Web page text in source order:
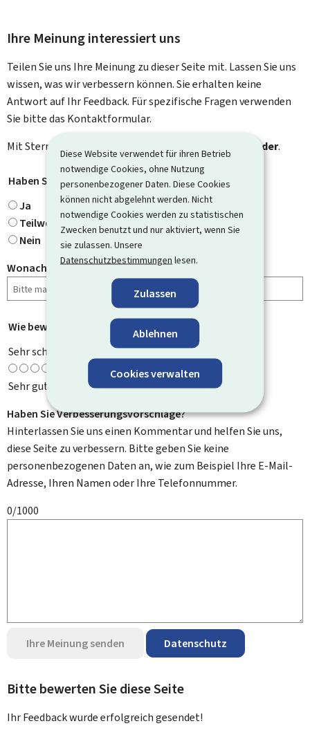
Diese Website verwendet für ihren Betrieb
notwendige Cookies, ohne Nutzung
personenbezogener Daten. Diese Cookies
können nicht abgelehnt werden. Nicht
notwendige Cookies werden zu statistischen
Zwecken benutzt und nur aktiviert, wenn Sie
sie zulassen. Unsere
Datenschutzbestimmungen lesen.
Zulassen
Ablehnen
Cookies verwalten
Ihre Meinung interessiert uns
Teilen Sie uns Ihre Meinung zu dieser Seite mit. Lassen Sie uns
wissen, was wir verbessern können. Sie erhalten keine
Antwort auf Ihr Feedback. Für spezifische Fragen verwenden
Sie bitte das Kontaktformular.
Mit Stern gekennzeichnete Felder (
Pflichtfelder.
Haben Sie gefunden, wonach Sie gesucht haben?
Ja
Teilweise
Nein
Wonach haben Sie gesucht?
Wie bewerten Sie diese Seite? *
Sehr schlecht
Sehr gut
Haben Sie Verbesserungsvorschläge?
Hinterlassen Sie uns einen Kommentar und helfen Sie uns,
diese Seite zu verbessern. Bitte geben Sie keine
personenbezogenen Daten an, wie zum Beispiel Ihre E-Mail-
Adresse, Ihren Namen oder Ihre Telefonnummer.
0/1000
Ihre Meinung senden Datenschutz
Bitte bewerten Sie diese Seite
Ihr Feedback wurdeerfolgreichgesendet!